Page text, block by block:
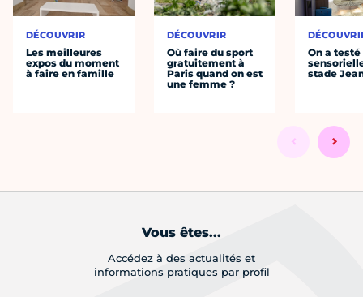
DÉCOUVRIR
Les meilleures
expos du moment
à faire en famille
DÉCOUVRIR
Où faire du sport
gratuitement à
Paris quand on est
une femme ?
On a
stade
Vous êtes...
Accédez à des actualités et
informations pratiques par profil